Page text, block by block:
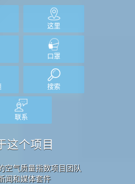
这里
口罩
搜索
联系
这个项目
空气质量指数项目团队
闻和媒体套件